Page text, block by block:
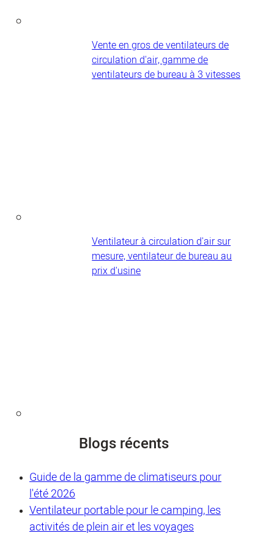
Vente en gros de ventilateurs de
circulation d'air, gamme de
ventilateurs de bureau à 3 vitesses
Ventilateur à circulation d'air sur
mesure, ventilateur de bureau au
prix d'usine
Blogs récents
Guide de la gamme de climatiseurs pour
l'été 2026
Ventilateur portable pour le camping, les
activités de plein air et les voyages